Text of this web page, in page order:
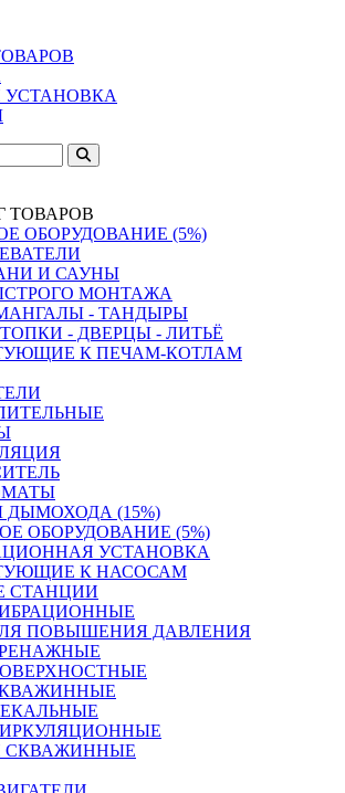
ТОВАРОВ
ОБОРУДОВАНИЕ (5%)
И САУНЫ
МОНТАЖА
- ТАНДЫРЫ
- ДВЕРЦЫ - ЛИТЬЁ
К ПЕЧАМ-КОТЛАМ
(15%)
ОБОРУДОВАНИЕ (5%)
УСТАНОВКА
К НАСОСАМ
СТАНЦИИ
ПОВЫШЕНИЯ ДАВЛЕНИЯ
СКВАЖИННЫЕ